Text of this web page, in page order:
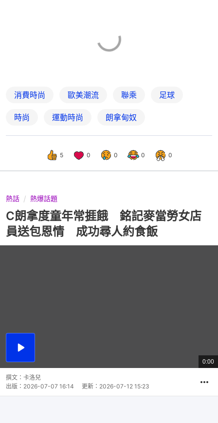
消費時尚 歐美潮流 聯乘 足球
時尚 運動時尚 朗拿甸奴
5 0 0 0 0
熱話 熱爆話題
C朗拿度童年常捱餓 銘記麥當勞女店
員送包恩情 成功尋人約食飯
播
總
共
0:00
撰文： 卡洛兒
出版： 2026-07-07 16:14 更新： 2026-07-12 15:23